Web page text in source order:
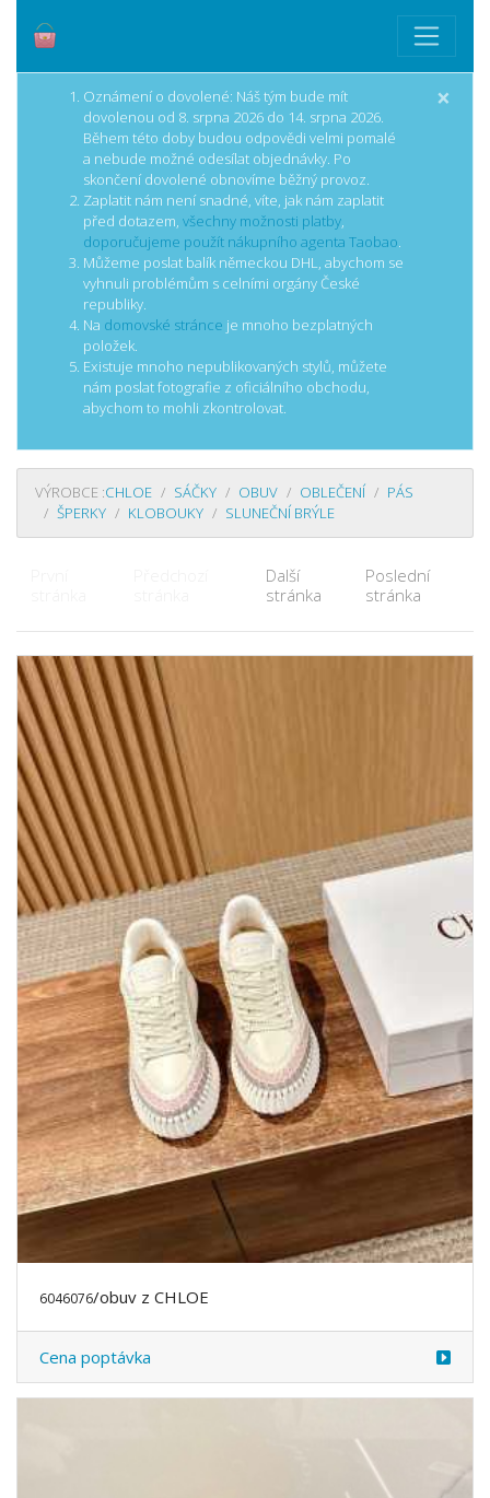
Oznámení o dovolené: Náš tým bude mít
dovolenou od 8. srpna 2026 do 14. srpna 2026.
Během této doby budou odpovědi velmi pomalé
a nebude možné odesílat objednávky. Po
skončení dovolené obnovíme běžný provoz.
Zaplatit nám není snadné, víte, jak nám zaplatit
před dotazem, všechny možnosti platby,
doporučujeme použít nákupního agenta Taobao.
Můžeme poslat balík německou DHL, abychom se
vyhnuli problémům s celními orgány České
republiky.
Na domovské stránce je mnoho bezplatných
položek.
Existuje mnoho nepublikovaných stylů, můžete
nám poslat fotografie z oficiálního obchodu,
abychom to mohli zkontrolovat.
×
VÝROBCE :CHLOE SÁČKY OBUV OBLEČENÍ
PÁS
ŠPERKY
KLOBOUKY SLUNEČNÍ BRÝLE
Další
stránka
Poslední
stránka
6046076/obuv z CHLOE
Cena poptávka